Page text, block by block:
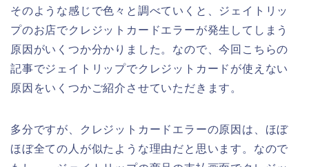
そのような感じで色々と調べていくと、ジェイトリッ
プのお店でクレジットカードエラーが発生してしまう
原因がいくつか分かりました。なので、今回こちらの
記事でジェイトリップでクレジットカードが使えない
原因をいくつかご紹介させていただきます。
多分ですが、クレジットカードエラーの原因は、ほぼ
ほぼ全ての人が似たような理由だと思います。なので